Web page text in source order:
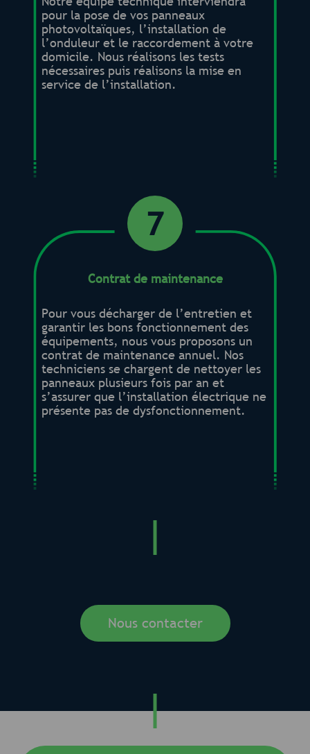
pour la pose de vos panneaux
photovoltaïques, l’installation de
l’onduleur et le raccordement à votre
domicile. Nous réalisons les tests
nécessaires puis réalisons la mise en
service de l’installation.
7
Contrat de maintenance
Pour vous décharger de l’entretien et
garantir les bons fonctionnement des
équipements, nous vous proposons un
contrat de maintenance annuel. Nos
techniciens se chargent de nettoyer les
panneaux plusieurs fois par an et
s’assurer que l’installation électrique ne
présente pas de dysfonctionnement.
Nous contacter